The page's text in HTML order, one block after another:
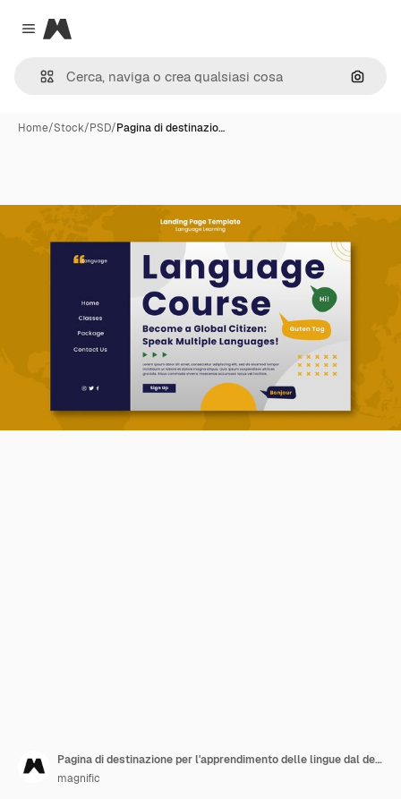
Close menu
Magnific
Cerca
Home/Stock/PSD/Pagina di destinazio…
Pagina di destinazione per l'apprendimento delle lingue dal design piatto
magnific